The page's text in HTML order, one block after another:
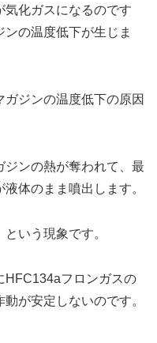
気化ガスになるのです
の温度低下が生じま
ジンの温度低下の原因
ジンの熱が奪われて、最
体のまま噴出します。
いう現象です。
HFC134aフロンガスの
が安定しないのです。